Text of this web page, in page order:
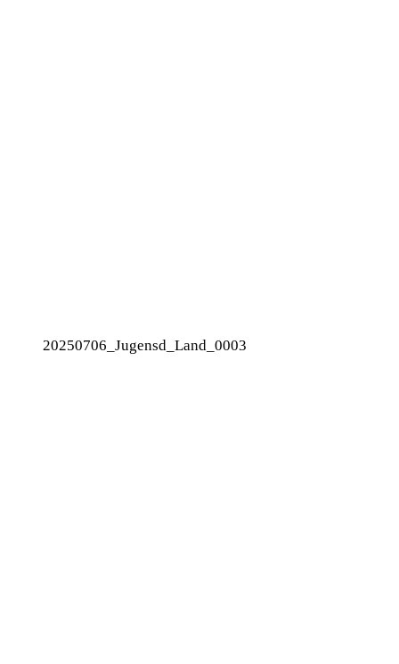
20250706_Jugensd_Land_0003